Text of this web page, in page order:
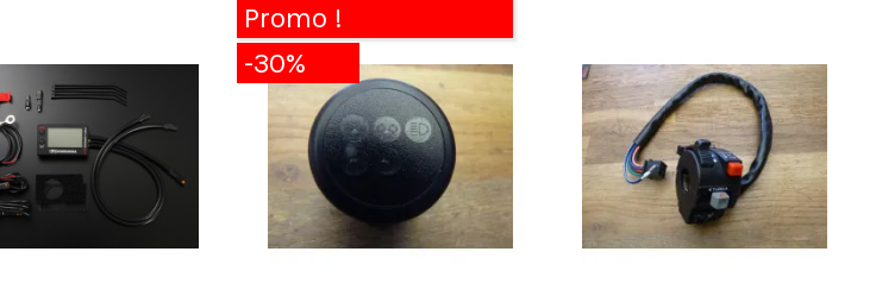
Promo !
-30%